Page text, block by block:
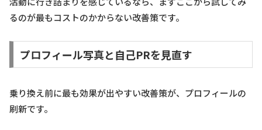
るのが最もコストのかからない改善策です。
プロフィール写真と自己PRを見直す
乗り換え前に最も効果が出やすい改善策が、プロフィールの
刷新です。